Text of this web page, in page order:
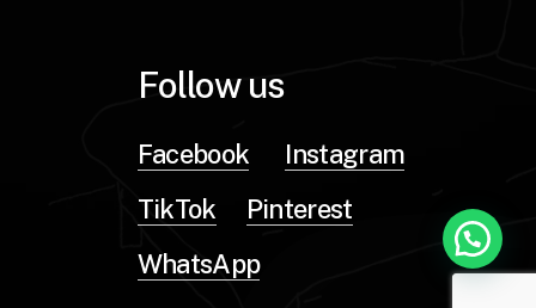
Follow us
Facebook
Instagram
TikTok
Pinterest
WhatsApp